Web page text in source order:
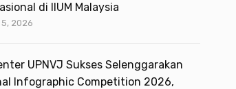
di IIUM Malaysia
2026
UPNVJ Sukses Selenggarakan
Infographic Competition 2026,